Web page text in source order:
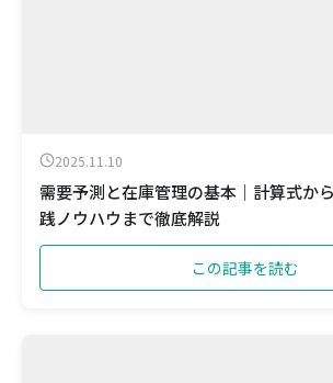
2025.11.10
需要予測と在庫管理の基本｜計算式か
践ノウハウまで徹底解説
この記事を読む